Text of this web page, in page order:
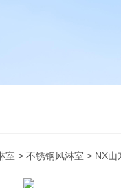
室 > 不锈钢风淋室 > NX山